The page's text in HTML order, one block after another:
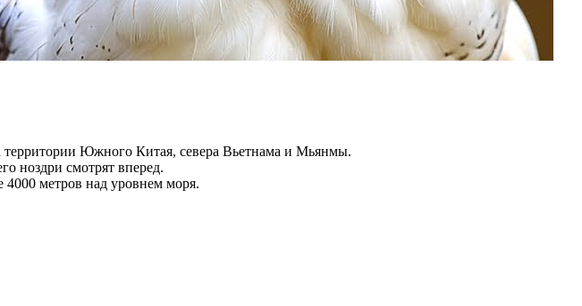
территории Южного Китая, севера Вьетнама и Мьянмы.
ноздри смотрят вперед.
метров над уровнем моря.